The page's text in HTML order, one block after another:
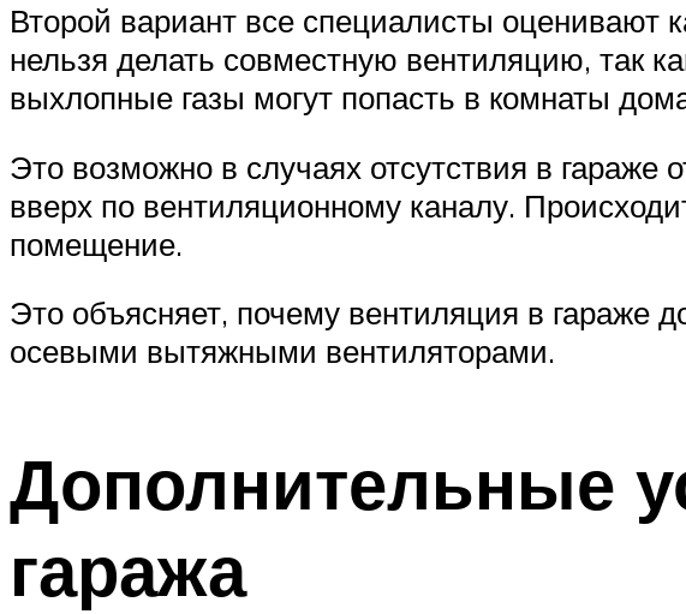
Второй вариант все специалисты
нельзя делать совместную вентиляцию, так
выхлопные газы могут попасть в комнаты
Это возможно в случаях отсутствия в гараже
вверх по вентиляционному каналу.
помещение.
Это объясняет, почему вентиляция в гараже
осевыми вытяжными вентиляторами.
Дополнительные
гаража